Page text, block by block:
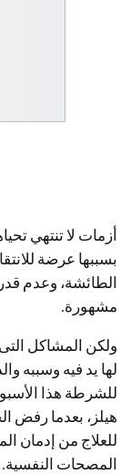
أزمات لا تنتهي
بسببها عرضة
الطائشة، وعدم
مشهورة.
ولكن المشاكل
لها يد فيه وسببه
للشرطة هذا
هيلز، بعدما رفض
للعلاج من إدمان
المصحات النفسية.